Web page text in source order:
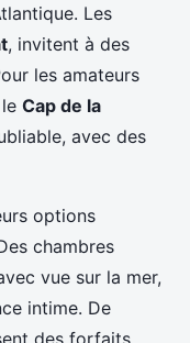
Les
, invitent à des
les amateurs
Cap de la
avec des
options
chambres
vue sur la mer,
intime. De
des forfaits